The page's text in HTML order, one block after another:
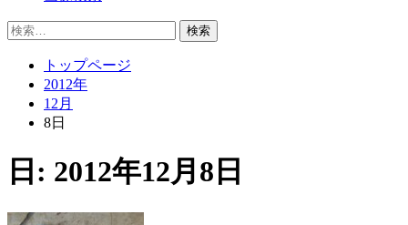
検
トップページ
2012年
12月
8日
日: 2012年12月8日